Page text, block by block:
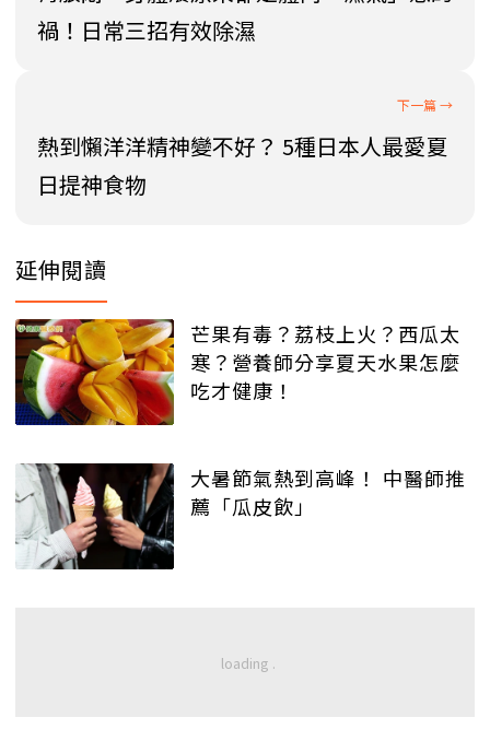
禍！日常三招有效除濕
熱到懶洋洋精神變不好？ 5種日本人最愛夏
日提神食物
延伸閱讀
芒果有毒？荔枝上火？西瓜太
寒？營養師分享夏天水果怎麼
吃才健康！
大暑節氣熱到高峰！ 中醫師推
薦「瓜皮飲」